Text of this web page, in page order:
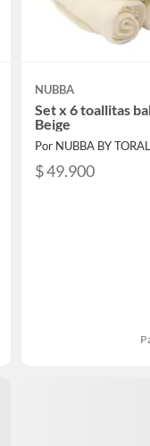
NUBBA
Set x 6 toallitas
Beige
Por NUBBA BY TORAL
$ 49.900